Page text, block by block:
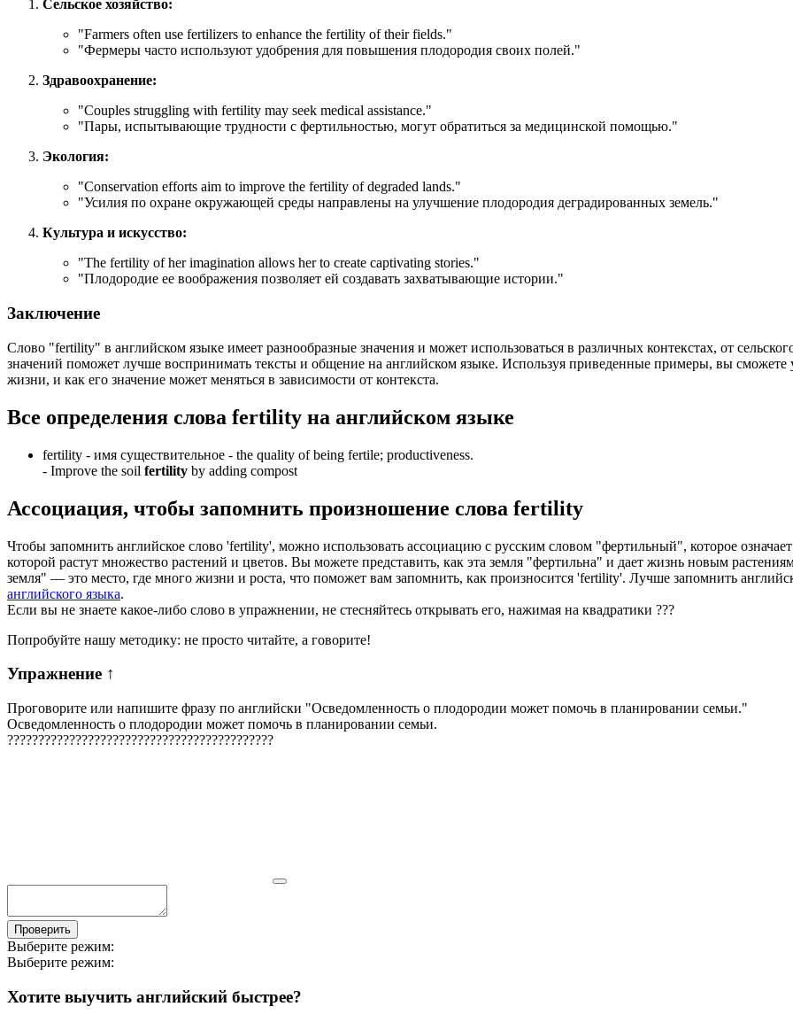
Сельское хозяйство:
"Farmers often use fertilizers to enhance the fertility of their fields."
"Фермеры часто используют удобрения для повышения плодородия своих полей."
Здравоохранение:
"Couples struggling with fertility may seek medical assistance."
"Пары, испытывающие трудности с фертильностью, могут обратиться за медицинской помощью."
Экология:
"Conservation efforts aim to improve the fertility of degraded lands."
"Усилия по охране окружающей среды направлены на улучшение плодородия деградированных земель."
Культура и искусство:
"The fertility of her imagination allows her to create captivating stories."
"Плодородие ее воображения позволяет ей создавать захватывающие истории."
Заключение
Слово "fertility" в английском языке имеет разнообразные значения и может использоваться в различных контекстах, от
значений поможет лучше воспринимать тексты и общение на английском языке. Используя приведенные примеры, вы сможете
жизни, и как его значение может меняться в зависимости от контекста.
Все определения слова fertility на английском языке
fertility - имя существительное - the quality of being fertile; productiveness.
- Improve the soil fertility by adding compost
Ассоциация, чтобы запомнить произношение слова fertility
Чтобы запомнить английское слово 'fertility', можно использовать ассоциацию с русским словом "фертильный", которое
которой растут множество растений и цветов. Вы можете представить, как эта земля "фертильна" и дает жизнь новым
земля" — это место, где много жизни и роста, что поможет вам запомнить, как произносится 'fertility'. Лучше запомнить
английского языка.
Если вы не знаете какое-либо слово в упражнении, не стесняйтесь открывать его, нажимая на квадратики ???
Попробуйте нашу методику: не просто читайте, а говорите!
Упражнение ↑
Проговорите или напишите фразу по английски "Осведомленность о плодородии может помочь в планировании семьи."
Осведомленность о плодородии может помочь в планировании семьи.
???????????????????????????????????????????
Проверить
Выберите режим:
Выберите режим:
Хотите выучить английский быстрее?